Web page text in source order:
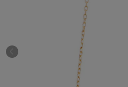
BLACELET/BANGLE